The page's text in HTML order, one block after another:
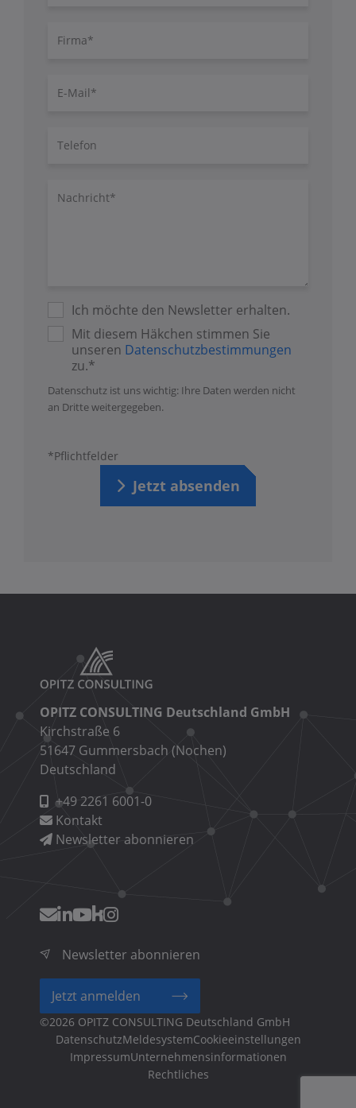
Firma
E-
Telefon
Nachricht/Fragen
Ich möchte den Newsletter erhalten.
Mit diesem Häkchen stimmen Sie
unseren Datenschutzbestimmungen
zu.*
Datenschutz ist uns wichtig: Ihre Daten werden nicht
an Dritte weitergegeben.
*Pflichtfelder
Jetzt absenden
OPITZ CONSULTING Deutschland GmbH
Kirchstraße 6
51647 Gummersbach (Nochen)
Deutschland
+49 2261 6001-0
Kontakt
Newsletter abonnieren
Newsletter abonnieren
Jetzt anmelden
©2026 OPITZ CONSULTING Deutschland GmbH
Fußzeilenmenü
Cookieeinstellungen
Unternehmensinformationen
Rechtliches